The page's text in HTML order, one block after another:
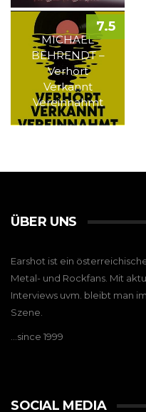
MICHAEL
BEHRENDT –
Verhört
Verkannt
Vereinnahmt
7.5
ÜBER UNS
Earshot ist ein
Metal- und Rockfans. Mit
Interviews uvm. bleibt man
Szene.
…since 1999
SOCIAL MEDIA